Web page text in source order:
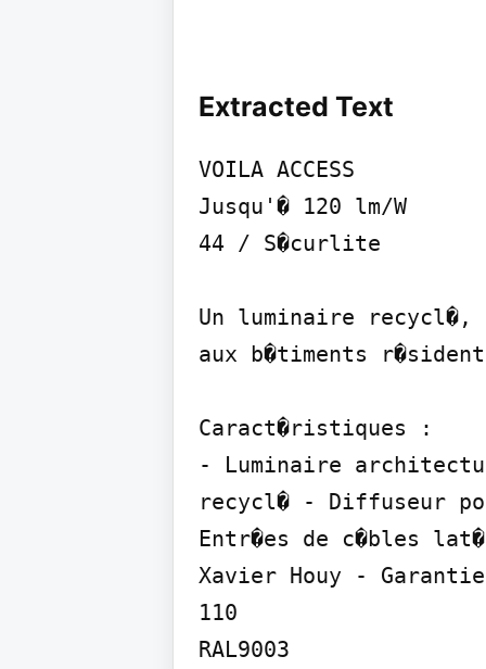
Extracted Text
VOILA ACCESS
Jusqu'� 120 lm/W
44 / S�curlite
Un luminaire
aux b�timents
Caract�ristiques :
- Luminaire
recycl� - Diffuseur
Entr�es de c�bles
Xavier Houy -
110
RAL9003